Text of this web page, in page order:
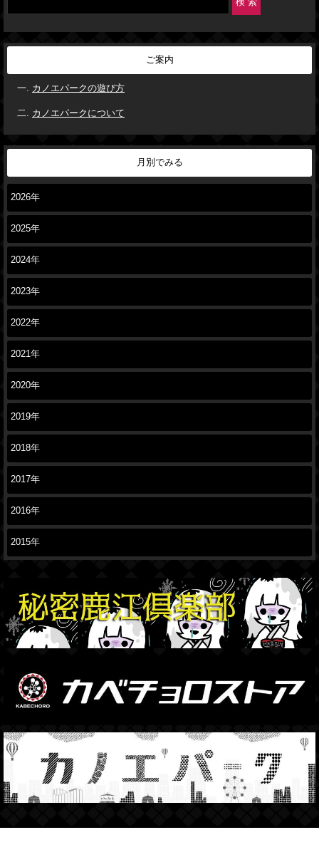
ご案内
カノエパークの遊び方
カノエパークについて
月別でみる
2026年
2025年
2024年
2023年
2022年
2021年
2020年
2019年
2018年
2017年
2016年
2015年